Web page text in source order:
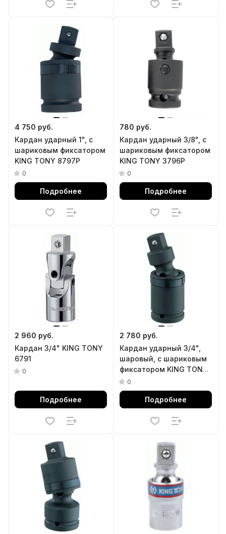
4 750 руб.
Кардан ударный 1", с
шариковым фиксатором
KING TONY 8797P
0
Подробнее
780 руб.
Кардан ударный 3/8", с
шариковым фиксатором
KING TONY 3796P
0
Подробнее
2 960 руб.
Кардан 3/4" KING TONY
6791
0
Подробнее
2 780 руб.
Кардан ударный 3/4",
шаровый, с шариковым
фиксатором KING TONY
6797P
0
Подробнее